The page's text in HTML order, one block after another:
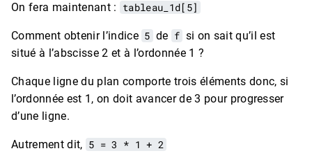
On fera maintenant : tableau_1d[5]
Comment obtenir l’indice 5 de f si on sait qu’il est
situé à l’abscisse 2 et à l’ordonnée 1 ?
Chaque ligne du plan comporte trois éléments donc, si
l’ordonnée est 1, on doit avancer de 3 pour progresser
d’une ligne.
Autrement dit, 5 = 3 * 1 + 2